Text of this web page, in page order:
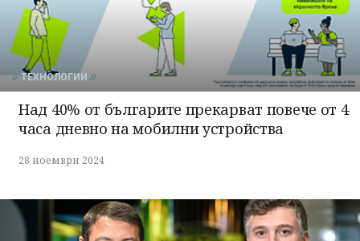
ТЕХНОЛОГИИ
Над 40% от българите прекарват повече от 4
часа дневно на мобилни устройства
28 ноември 2024